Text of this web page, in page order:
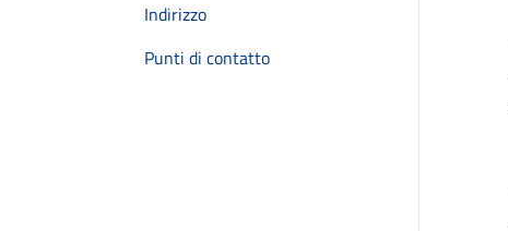
Indirizzo
Punti di contatto